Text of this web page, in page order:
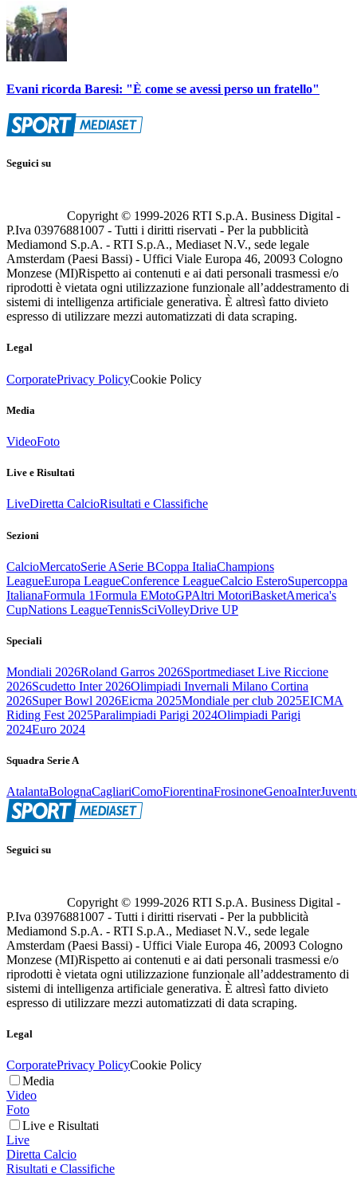
Evani ricorda Baresi: "È come se avessi perso un fratello"
Seguici su
Copyright © 1999-2026 RTI S.p.A. Business Digital -
P.Iva 03976881007 - Tutti i diritti riservati - Per la pubblicità
Mediamond S.p.A. - RTI S.p.A., Mediaset N.V., sede legale
Amsterdam (Paesi Bassi) - Uffici Viale Europa 46, 20093 Cologno
Monzese (MI)Rispetto ai contenuti e ai dati personali trasmessi e/o
riprodotti è vietata ogni utilizzazione funzionale all’addestramento di
sistemi di intelligenza artificiale generativa. È altresì fatto divieto
espresso di utilizzare mezzi automatizzati di data scraping.
Legal
CorporatePrivacy PolicyCookie Policy
Media
VideoFoto
Live e Risultati
LiveDiretta CalcioRisultati e Classifiche
Sezioni
CalcioMercatoSerie ASerie BCoppa ItaliaChampions
LeagueEuropa LeagueConference LeagueCalcio EsteroSupercoppa
ItalianaFormula 1Formula EMotoGPAltri MotoriBasketAmerica's
CupNations LeagueTennisSciVolleyDrive UP
Speciali
Mondiali 2026Roland Garros 2026Sportmediaset Live Riccione
2026Scudetto Inter 2026Olimpiadi Invernali Milano Cortina
2026Super Bowl 2026Eicma 2025Mondiale per club 2025EICMA
Riding Fest 2025Paralimpiadi Parigi 2024Olimpiadi Parigi
2024Euro 2024
Squadra Serie A
AtalantaBolognaCagliariComoFiorentinaFrosinoneGenoaInter
Seguici su
Copyright © 1999-2026 RTI S.p.A. Business Digital -
P.Iva 03976881007 - Tutti i diritti riservati - Per la pubblicità
Mediamond S.p.A. - RTI S.p.A., Mediaset N.V., sede legale
Amsterdam (Paesi Bassi) - Uffici Viale Europa 46, 20093 Cologno
Monzese (MI)Rispetto ai contenuti e ai dati personali trasmessi e/o
riprodotti è vietata ogni utilizzazione funzionale all’addestramento di
sistemi di intelligenza artificiale generativa. È altresì fatto divieto
espresso di utilizzare mezzi automatizzati di data scraping.
Legal
CorporatePrivacy PolicyCookie Policy
Media
Video
Foto
Live e Risultati
Live
Diretta Calcio
Risultati e Classifiche